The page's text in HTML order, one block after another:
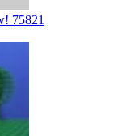
75821